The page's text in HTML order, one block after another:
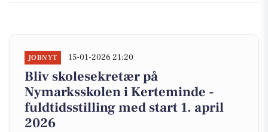
JOBNYT 15-01-2026 21:20
Bliv skolesekretær på
Nymarksskolen i Kerteminde -
fuldtidsstilling med start 1. april
2026